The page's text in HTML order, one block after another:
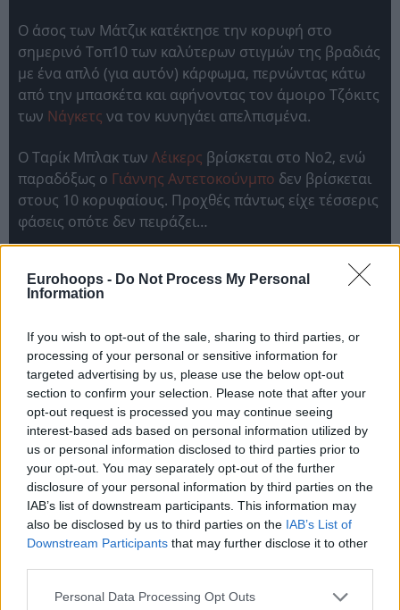
Eurohoops - Do Not Process My Personal
Information
If you wish to opt-out of the sale, sharing to third parties, or
processing of your personal or sensitive information for
targeted advertising by us, please use the below opt-out
section to confirm your selection. Please note that after your
opt-out request is processed you may continue seeing
interest-based ads based on personal information utilized by
us or personal information disclosed to third parties prior to
your opt-out. You may separately opt-out of the further
disclosure of your personal information by third parties on the
IAB’s list of downstream participants. This information may
also be disclosed by us to third parties on the IAB’s List of
Downstream Participants that may further disclose it to other
Please note that this website/app uses one or more Google
Personal Data Processing Opt Outs
Ο άσος των Μάτζικ κατέκτησε την κορυφή στο
σημερινό Τοπ10 των καλύτερων στιγμών της βραδιάς
με ένα απλό (για αυτόν) κάρφωμα, περνώντας κάτω
από την μπασκέτα και αφήνοντας τον άμοιρο Τζόκιτς
των Νάγκετς να τον κυνηγάει απελπισμένα.
Ο Ταρίκ Μπλακ των Λέικερς βρίσκεται στο Νο2, ενώ
παραδόξως ο Γιάννης Αντετοκούνμπο δεν βρίσκεται
στους 10 κορυφαίους. Προχθές πάντως είχε τέσσερις
φάσεις οπότε δεν πειράζει…